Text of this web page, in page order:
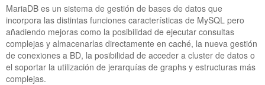
MariaDB es un sistema de gestión de bases de datos que
incorpora las distintas funciones características de MySQL pero
añadiendo mejoras como la posibilidad de ejecutar consultas
complejas y almacenarlas directamente en caché, la nueva gestión
de conexiones a BD, la posibilidad de acceder a cluster de datos o
el soportar la utilización de jerarquías de graphs y estructuras más
complejas.
empresa PickData SLqueda integrada enCircutor SAU
como la nuevaUnidad de Negocio de IoT & Software
IOT-BARCELONA-2023.jpg